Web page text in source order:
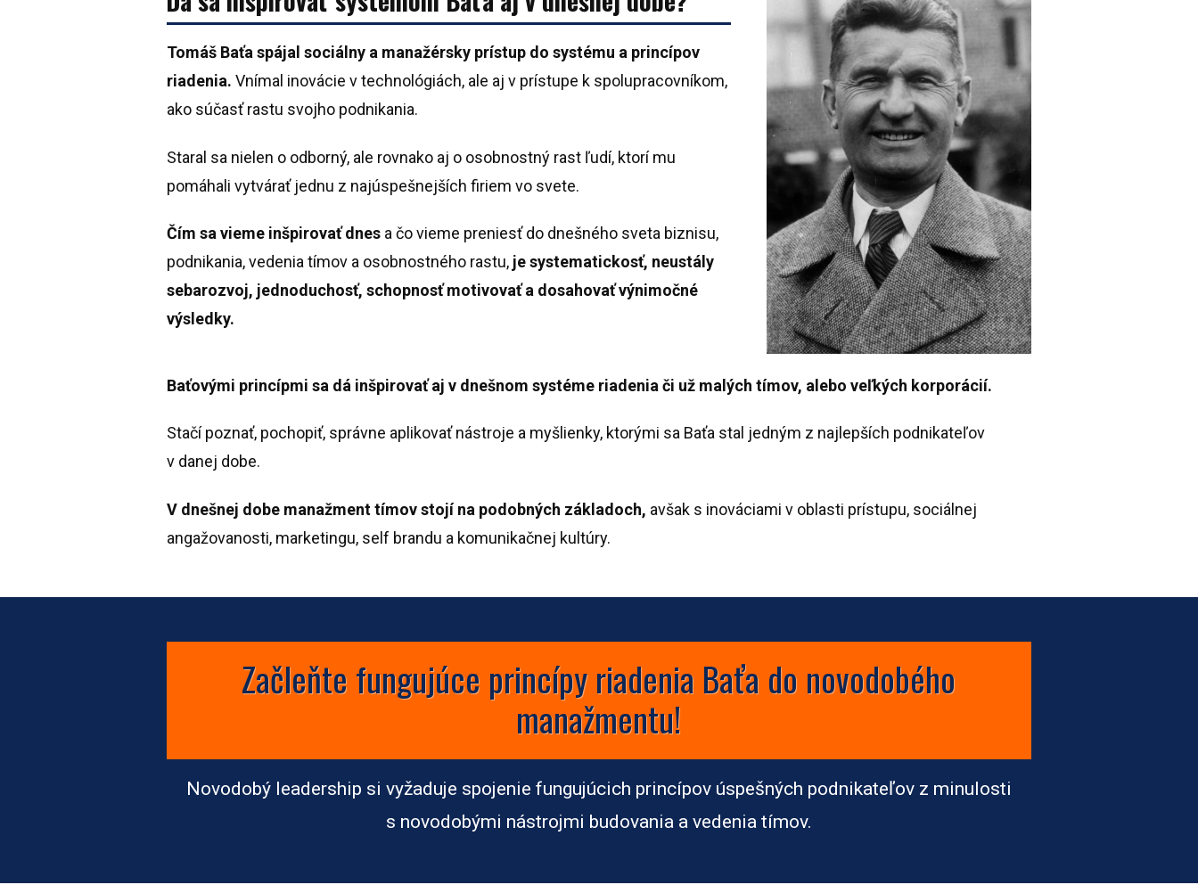
Tomáš Baťa spájal sociálny a manažérsky prístup do systému a princípov
riadenia. Vnímal inovácie v technológiách, ale aj v prístupe k spolupracovníkom,
ako súčasť rastu svojho podnikania.
Staral sa nielen o odborný, ale rovnako aj o osobnostný rast ľudí, ktorí mu
pomáhali vytvárať jednu z najúspešnejších firiem vo svete.
Čím sa vieme inšpirovať dnes a čo vieme preniesť do dnešného sveta biznisu,
podnikania, vedenia tímov a osobnostného rastu, je systematickosť, neustály
sebarozvoj, jednoduchosť, schopnosť motivovať a dosahovať výnimočné
výsledky.
Baťovými princípmi sa dá inšpirovať aj v dnešnom systéme riadenia či už malých tímov, alebo veľkých korporácií.
Stačí poznať, pochopiť, správne aplikovať nástroje a myšlienky, ktorými sa Baťa stal jedným z najlepších podnikateľov
v danej dobe.
V dnešnej dobe manažment tímov stojí na podobných základoch, avšak s inováciami v oblasti prístupu, sociálnej
angažovanosti, marketingu, self brandu a komunikačnej kultúry.
Začleňte fungujúce princípy riadenia Baťa do novodobého
manažmentu!
Novodobý leadership si vyžaduje spojenie fungujúcich princípov úspešných podnikateľov z minulosti
s novodobými nástrojmi budovania a vedenia tímov.